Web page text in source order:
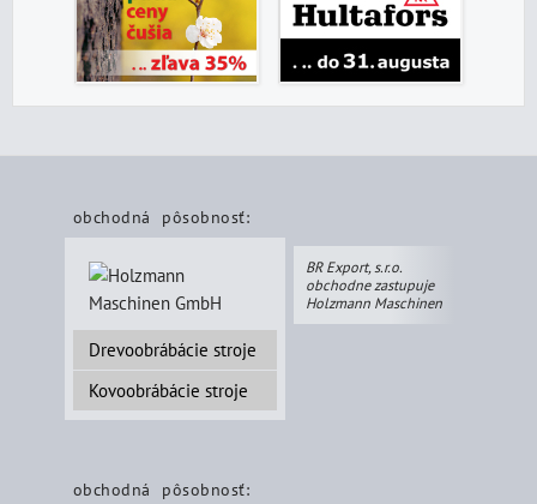
obchodná pôsobnosť:
Drevoobrábácie stroje
Kovoobrábácie stroje
BR Export, s.r.o.
obchodne zastupuje
Holzmann Maschinen
obchodná pôsobnosť: